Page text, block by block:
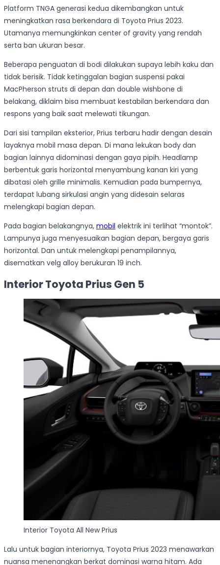
Platform TNGA generasi kedua dikembangkan untuk
meningkatkan rasa berkendara di Toyota Prius 2023.
Utamanya memungkinkan center of gravity yang rendah
serta ban ukuran besar.
Beberapa penguatan di bodi dilakukan supaya lebih kaku dan
tidak berisik. Tidak ketinggalan bagian suspensi pakai
MacPherson struts di depan dan double wishbone di
belakang, diklaim bisa membuat kestabilan berkendara dan
respons yang baik saat melewati tikungan.
Dari sisi tampilan eksterior, Prius terbaru hadir dengan desain
layaknya mobil masa depan. Di mana lekukan body dan
bagian lainnya didominasi dengan gaya pipih. Headlamp
berbentuk garis horizontal menyambung kanan kiri yang
dibatasi oleh grille minimalis. Kemudian pada bumpernya,
terdapat lubang sirkulasi angin yang didesain selaras
melengkapi bagian depan.
Pada bagian belakangnya, mobil elektrik ini terlihat “montok”.
Lampunya juga menyesuaikan bagian depan, bergaya garis
horizontal. Dan untuk melengkapi penampilannya,
disematkan velg alloy berukuran 19 inch.
Interior Toyota Prius Gen 5
Interior Toyota All New Prius
Lalu untuk bagian interiornya, Toyota Prius 2023 menawarkan
nuansa menenangkan berkat dominasi warna hitam. Ada